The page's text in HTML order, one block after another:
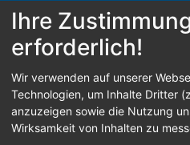
Home Kontakt
Barrierefreiheit
Anmelden
Ihre
erforderlich!
Wir verwenden auf unserer
Technologien, um Inhalte Dritter
anzuzeigen sowie die Nutzung
Wirksamkeit von Inhalten zu